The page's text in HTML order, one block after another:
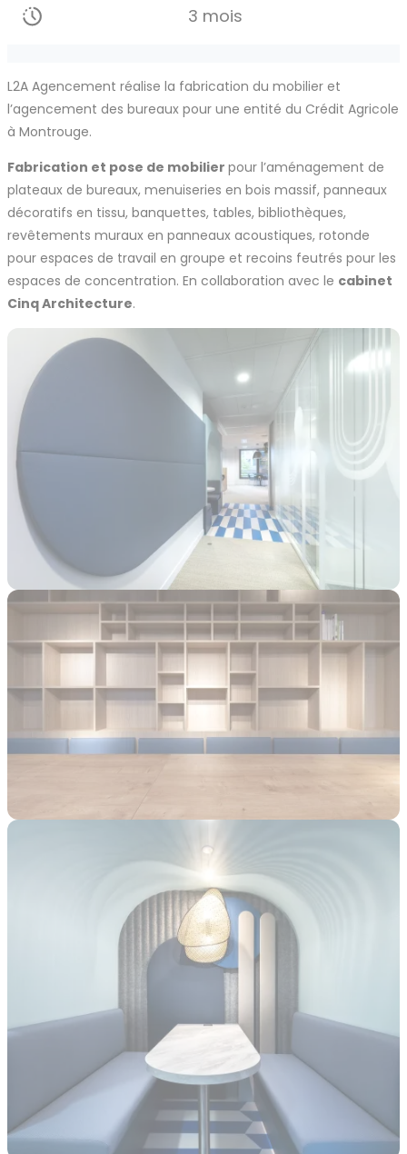
3 mois
L2A Agencement réalise la fabrication du mobilier et
l’agencement des bureaux pour une entité du Crédit Agricole
à Montrouge.
Fabrication et pose de mobilier pour l’aménagement de
plateaux de bureaux, menuiseries en bois massif, panneaux
décoratifs en tissu, banquettes, tables, bibliothèques,
revêtements muraux en panneaux acoustiques, rotonde
pour espaces de travail en groupe et recoins feutrés pour les
espaces de concentration. En collaboration avec le cabinet
Cinq Architecture.